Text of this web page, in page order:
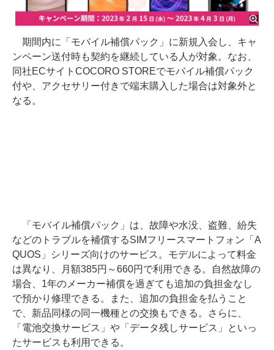
期間内に「モバイル補償パック」に新規入会し、キャ
ンペーン送付時も契約を継続している人が対象。なお、
同社ECサイトCOCORO STOREでモバイル補償パック
付や、アクセサリー付きで端末購入した場合は対象外と
なる。
「モバイル補償パック」は、故障や水没、盗難、紛失
などのトラブルを補償するSIMフリースマートフォン「A
QUOS」シリーズ向けのサービス。モデルによって料金
は異なり、月額385円～660円で利用できる。自然故障の
場合、1年のメーカー補償を過ぎても追加の負担金なし
で預かり修理できる。また、追加の負担金を払うこと
で、新品同様の同一機種との交換もできる。さらに、
「電池交換サービス」や「データ残しサービス」といっ
たサービスも利用できる。